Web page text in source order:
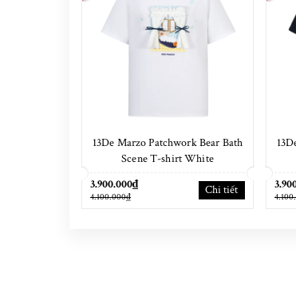
13De Marzo Patchwork Bear Bath
Scene T-shirt White
3.900.000₫
4.100.000₫ Chi tiết